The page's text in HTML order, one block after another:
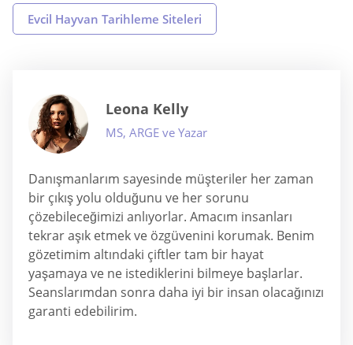
Evcil Hayvan Tarihleme Siteleri
Leona Kelly
MS, ARGE ve Yazar
Danışmanlarım sayesinde müşteriler her zaman
bir çıkış yolu olduğunu ve her sorunu
çözebileceğimizi anlıyorlar. Amacım insanları
tekrar aşık etmek ve özgüvenini korumak. Benim
gözetimim altındaki çiftler tam bir hayat
yaşamaya ve ne istediklerini bilmeye başlarlar.
Seanslarımdan sonra daha iyi bir insan olacağınızı
garanti edebilirim.